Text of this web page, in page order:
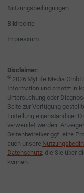
Nutzungsbedingungen
Bildrechte
Impressum
Disclaimer:
© 2026 MyLife Media
Information und ersetzt in
Untersuchung oder
Seite zur Verfügung
Erstellung eigenständiger
verwendet werden.
Seitenbetreiber ggf. eine
auch unsere
Datenschutz, die Sie über
können.